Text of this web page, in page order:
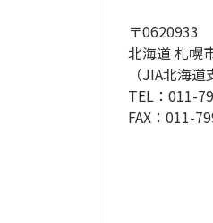
〒0620933
北海道 札幌
（JIA北海
TEL：011-
FAX：011-